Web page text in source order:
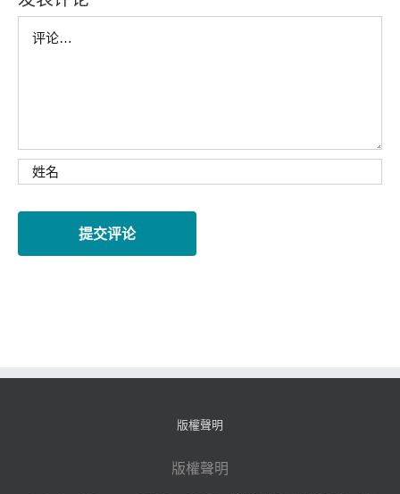
版權聲明
版權聲明